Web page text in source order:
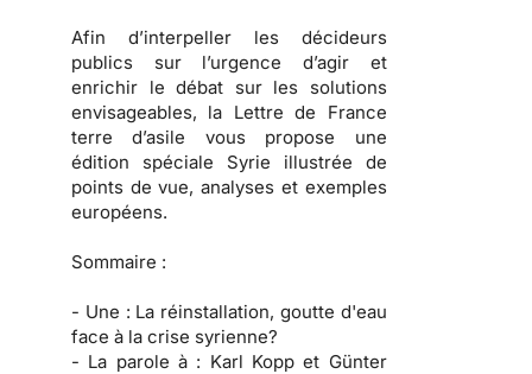
Afin d’interpeller les décideurs
publics sur l’urgence d’agir et
enrichir le débat sur les solutions
envisageables, la Lettre de France
terre d’asile vous propose une
édition spéciale Syrie illustrée de
points de vue, analyses et exemples
européens.
Sommaire :
- Une : La réinstallation, goutte d'eau
face à la crise syrienne?
- La parole à : Karl Kopp et Günter